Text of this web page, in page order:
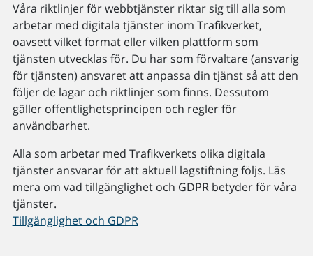
Våra riktlinjer för webbtjänster riktar sig till alla som
arbetar med digitala tjänster inom Trafikverket,
oavsett vilket format eller vilken plattform som
tjänsten utvecklas för. Du har som förvaltare (ansvarig
för tjänsten) ansvaret att anpassa din tjänst så att den
följer de lagar och riktlinjer som finns. Dessutom
gäller offentlighetsprincipen och regler för
användbarhet.
Alla som arbetar med Trafikverkets olika digitala
tjänster ansvarar för att aktuell lagstiftning följs. Läs
mera om vad tillgänglighet och GDPR betyder för våra
tjänster.
Tillgänglighet och GDPR